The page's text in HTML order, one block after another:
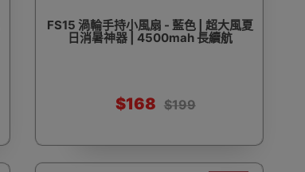
FS15 渦輪手持小風扇 - 藍色 | 超大風夏
日消暑神器 | 4500mah 長續航
$168 $199